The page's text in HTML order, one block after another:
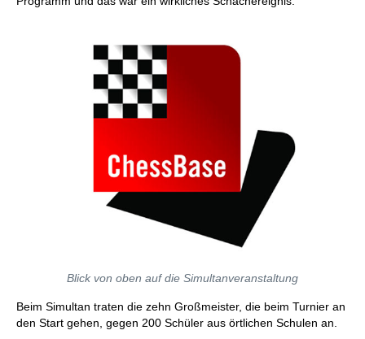
Blick von oben auf die Simultanveranstaltung
Beim Simultan traten die zehn Großmeister, die beim Turnier an
den Start gehen, gegen 200 Schüler aus örtlichen Schulen an.